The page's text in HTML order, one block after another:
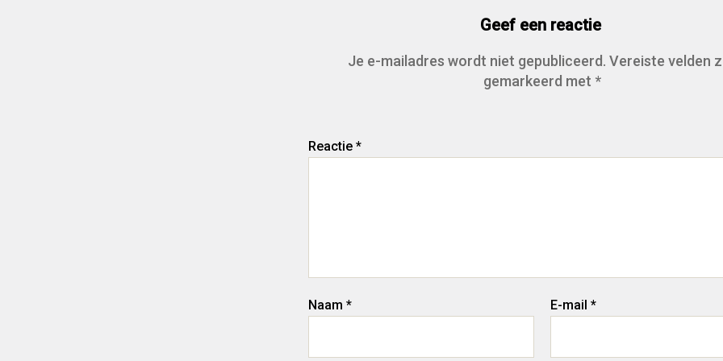
Geef een reactie
Je e-mailadres wordt niet gepubliceerd. Vereiste velden
gemarkeerd met *
Reactie *
Naam * E-mail *